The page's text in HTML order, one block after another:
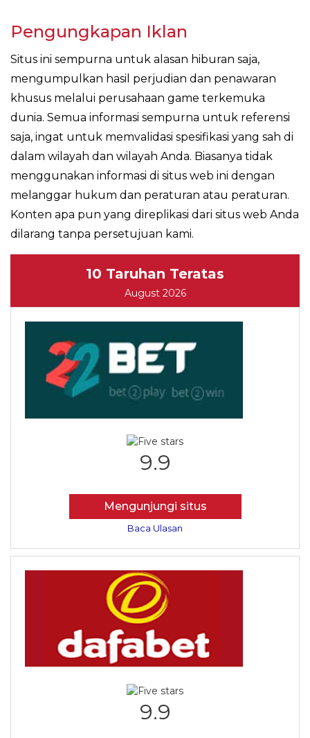
Pengungkapan Iklan
Situs ini sempurna untuk alasan hiburan saja,
mengumpulkan hasil perjudian dan penawaran
khusus melalui perusahaan game terkemuka
dunia. Semua informasi sempurna untuk referensi
saja, ingat untuk memvalidasi spesifikasi yang sah di
dalam wilayah dan wilayah Anda. Biasanya tidak
menggunakan informasi di situs web ini dengan
melanggar hukum dan peraturan atau peraturan.
Konten apa pun yang direplikasi dari situs web Anda
dilarang tanpa persetujuan kami.
10 Taruhan Teratas
August 2026
9.9
Mengunjungi situs
Baca Ulasan
9.9